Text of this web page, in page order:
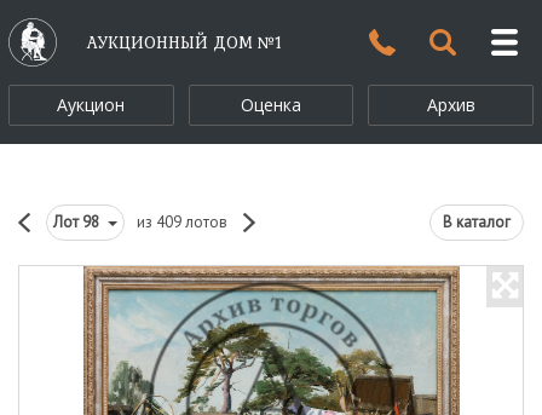
АУКЦИОННЫЙ ДОМ №1
Аукцион Оценка Архив
Лот98 из 409 лотов В каталог